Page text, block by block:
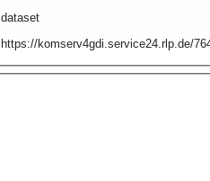
dataset
https://komserv4gdi.service24.rlp.de/